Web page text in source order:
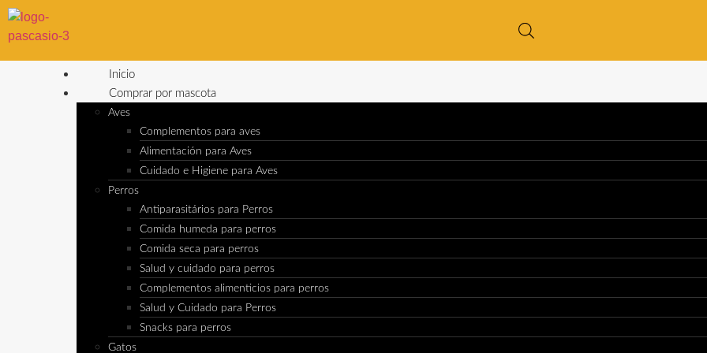
Inicio
Comprar por mascota
Aves
Complementos para aves
Alimentación para Aves
Cuidado e Higiene para Aves
Perros
Antiparasitários para Perros
Comida humeda para perros
Comida seca para perros
Salud y cuidado para perros
Complementos alimenticios para perros
Salud y Cuidado para Perros
Snacks para perros
Gatos